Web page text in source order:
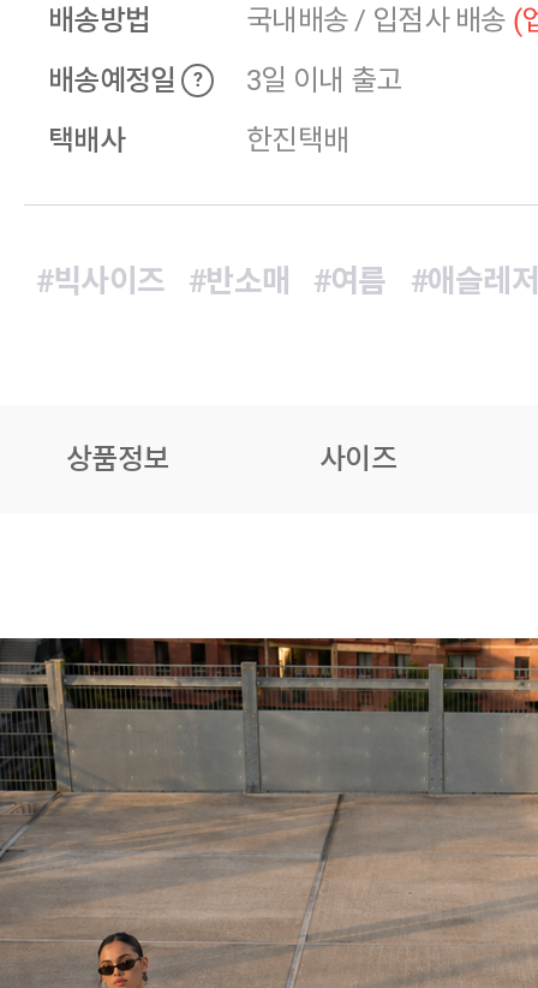
배송방법
국내배송 / 입점사 배송 (
배송예정일
?
3일 이내 출고
택배사
한진택배
#빅사이즈 #반소매 #여름 #애슬레저
상품정보 사이즈